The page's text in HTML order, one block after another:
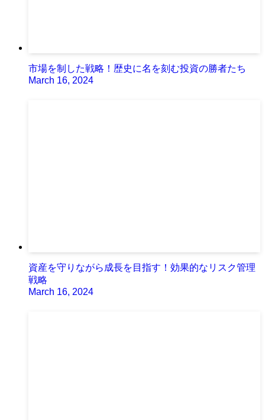
市場を制した戦略！歴史に名を刻む投資の勝者たち
March 16, 2024
資産を守りながら成長を目指す！効果的なリスク管理
戦略
March 16, 2024